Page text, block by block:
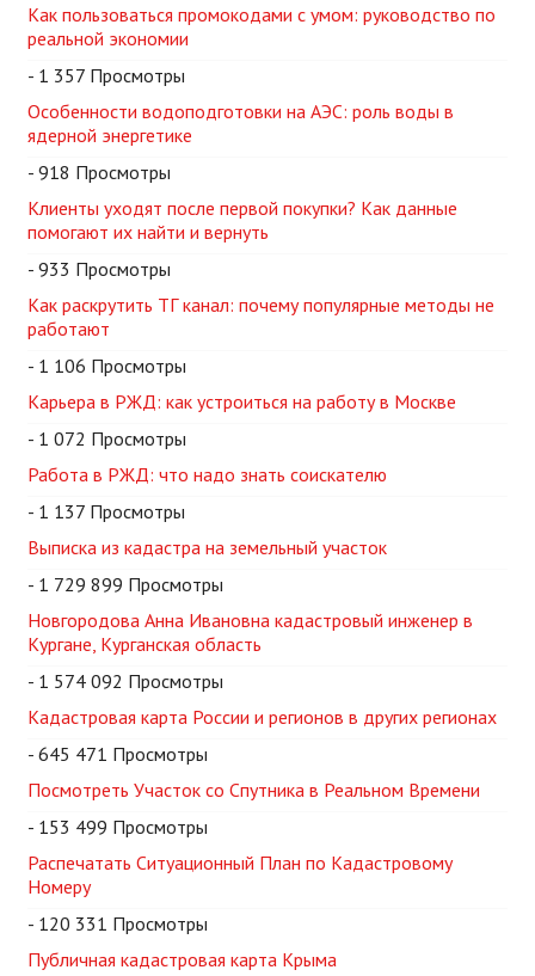
Как пользоваться промокодами с умом: руководство по
реальной экономии
- 1 357 Просмотры
Особенности водоподготовки на АЭС: роль воды в
ядерной энергетике
- 918 Просмотры
Клиенты уходят после первой покупки? Как данные
помогают их найти и вернуть
- 933 Просмотры
Как раскрутить ТГ канал: почему популярные методы не
работают
- 1 106 Просмотры
Карьера в РЖД: как устроиться на работу в Москве
- 1 072 Просмотры
Работа в РЖД: что надо знать соискателю
- 1 137 Просмотры
Выписка из кадастра на земельный участок
- 1 729 899 Просмотры
Новгородова Анна Ивановна кадастровый инженер в
Кургане, Курганская область
- 1 574 092 Просмотры
Кадастровая карта России и регионов в других регионах
- 645 471 Просмотры
Посмотреть Участок со Спутника в Реальном Времени
- 153 499 Просмотры
Распечатать Ситуационный План по Кадастровому
Номеру
- 120 331 Просмотры
Публичная кадастровая карта Крыма